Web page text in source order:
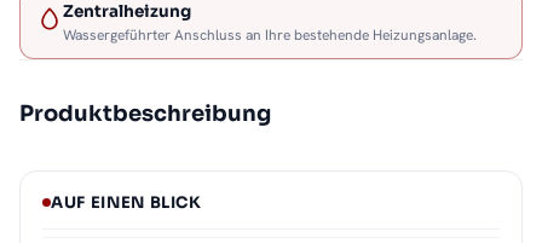
Zentralheizung
Wassergeführter Anschluss an Ihre bestehende Heizungsanlage.
Produktbeschreibung
AUF EINEN BLICK